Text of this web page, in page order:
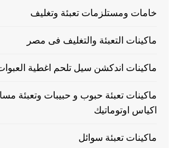
خامات ومستلزمات تعبئة وتغليف
ماكينات التعبئة والتغليف فى مصر
ماكينات اندكشن سيل تلحم اغطية العبوات
ماكينات تعبئة حبوب و حبيبات وتعبئة
اكياس اوتوماتيك
ماكينات تعبئة سوائل